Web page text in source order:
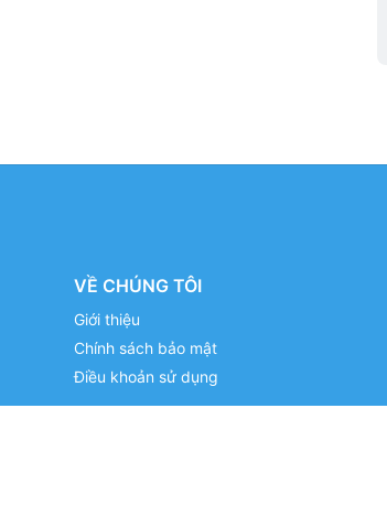
VỀ CHÚNG TÔI
Giới thiệu
Chính sách bảo mật
Điều khoản sử dụng